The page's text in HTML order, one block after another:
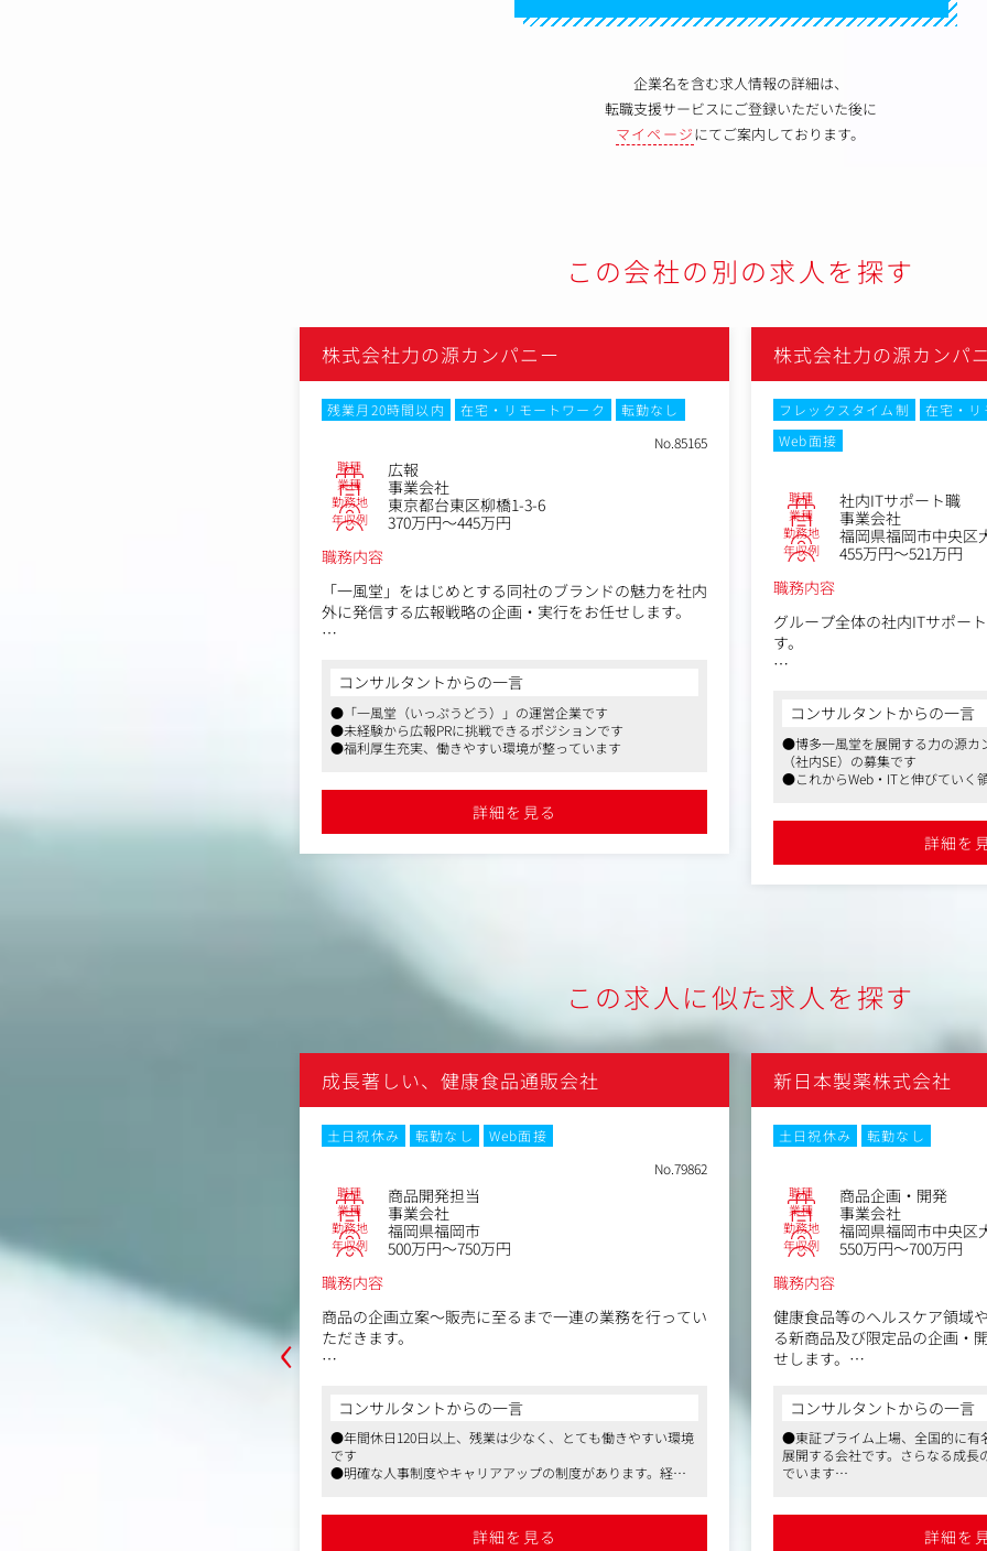
企業名を含む求人情報の詳細は、
転職支援サービスにご登録いただいた後に
マイページにてご案内しております。
この会社の別の求人を探す
株式会社力の源カンパニー
残業月20時間以内 在宅・リモートワーク
転勤なし
No.85165
職種 広報
業種 事業会社
勤務地 東京都台東区柳橋1-3-6
年収例
370万円～445万円
職務内容
「一風堂」をはじめとする同社のブランドの魅力を社内
外に発信する広報戦略の企画・実行をお任せします。
■メディアリレーションズ（メディアとの関係構築）■
●プレスリリースの作成・配信
・新メニューの発表（季節限定ラーメン、コラボメニュ
ーなど）
・新店舗オープンのお知らせ
・企業としての取り組み（SDGs、地域貢献活動、社員
ebメディア（ニュースサイト、グルメブログ）など、
様々な媒体へのアプローチ
・取材依頼への対応、店舗や工場、社員のスケジュール
調整
・取材立ち会い、情報提供、Q&A作成
■デジタルコミュニケーション・コンテンツ作成■
●自社ウェブサイト・SNS運用
・Facebook,、Instagram、 X (旧Twitter)、 LINEなどのS
NSアカウントの企画・運用
・新メニュー、イベント、店舗情報、ブランドイメージ
に合わせた魅力的なコンテンツ（写真、動画、テキス
ト）の作成と投稿
・ユーザーからのコメントや問い合わせへの対応（カス
●オウンドメディアの企画・運営
・自社でブログやウェブマガジンを立ち上げ、ブランド
・ラーメン開発秘話、食材へのこだわり、社員インタビ
ュー、地域の取り組みなど、メディアでは取り上げにく
い深い情報を発信
●社内広報
・社員向けのニュースレターや社内報の作成
コンサルタントからの一言
●「一風堂（いっぷうどう）」の運営企業です
●未経験から広報PRに挑戦できるポジションです
●福利厚生充実、働きやすい環境が整っています
詳細を見る
株式会社力の源カンパ
フレックスタイム制
在宅・
Web面接
職種 社内ITサポート職
業種 事業会社
勤務地 福岡県福岡市中央
年収例
455万円～521万円
職務内容
グループ全体の社内ITサポー
す。
験を身に着けていくことが可
社内のシステムやインフラを
事になります。
社内は、気さくで明るい方が
将来的に、システム導入のプ
す。
・ネットワーク環境の管理
・サーバーやクラウドサービ
・システム障害時の一次対応
・ヘルプデスク
・POSレジ設定、設置
・ホームページの修正、更新
・ベンダーコントロール、社
・マニュアル作成、ユーザー
コンサルタントからの一言
●博多一風堂を展開する力の源カ
（社内SE）の募集です
●これからWeb・ITと伸びていく
詳細を
この求人に似た求人を探す
‹
野市美しが丘北3丁目1-3
525万円
として、商品の企画案の試作・企画
成長著しい、健康食品通販会社
土日祝休み 転勤なし
Web面接
No.79862
職種 商品開発担当
業種 事業会社
勤務地 福岡県福岡市
年収例
500万円～750万円
職務内容
商品の企画立案～販売に至るまで一連の業務を行ってい
ただきます。
売を多数検討しております。
これまでのご経験を活かせる分野から活躍いただき、事
業成長に貢献いただくことを期待しています。
＜仕事の流れ＞
ト顧客・商品コンセプトの決定→[開発]処方・仕様の設
計、ネーミング、パッケージデザインの企画、必要な販
コンサルタントからの一言
●年間休日120日以上、残業は少なく、とても働きやすい環境
です
●明確な人事制度やキャリアアップの制度があります。経験
詳細を見る
新日本製薬株式会社
土日祝休み 転勤なし
職種 商品企画・開発
業種 事業会社
勤務地 福岡県福岡市中央区
年収例
550万円～700万円
職務内容
健康食品等のヘルスケア領域
る新商品及び限定品の企画・
せします。
▼主な業務内容
・市場調査、コンセプトの立
品の官能評価、モニターテス
・デザイン及びパッケージの
&D及び品質保証と連携業務
・社内外への商品情報説明、
コンサルタントからの一言
●東証プライム上場、全国的に有
展開する会社です。さらなる成長
でいます
も整っている点は同社の魅力です
詳細を